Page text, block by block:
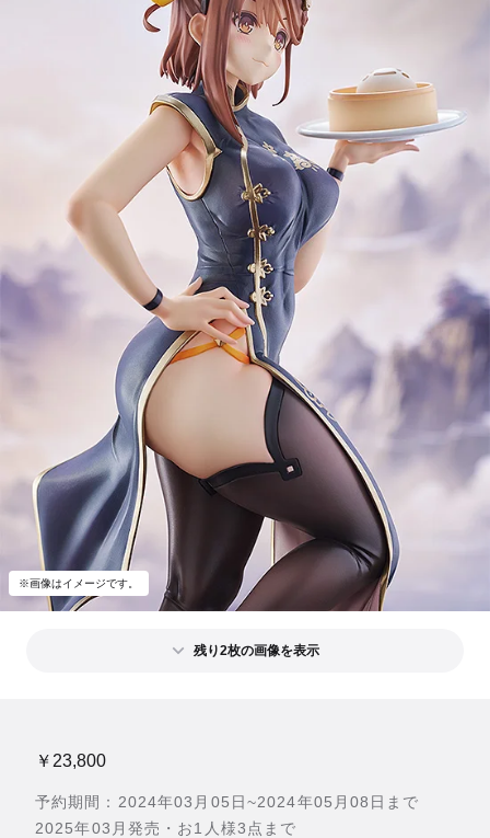
※画像はイメージです。
残り2枚の画像を表示
￥23,800
予約期間：2024年03月05日~2024年05月08日まで
2025年03月発売・お1人様3点まで